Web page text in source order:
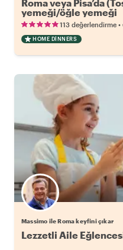
Roma veya Pisa’da
yemeği/öğle yemeği
113 değerlendirme •
HOME DINNERS
Massimo ile Roma keyfini çıkar
Lezzetli Aile